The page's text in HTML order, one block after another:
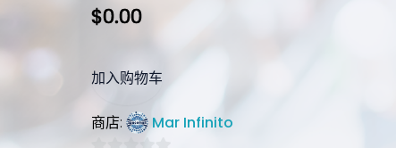
$0.00
加入购物车
商店: Mar Infinito